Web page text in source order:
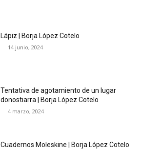
Lápiz | Borja López Cotelo
14 junio, 2024
Tentativa de agotamiento de un lugar
donostiarra | Borja López Cotelo
4 marzo, 2024
Cuadernos Moleskine | Borja López Cotelo